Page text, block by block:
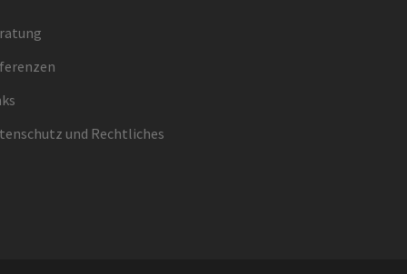
und Rechtliches